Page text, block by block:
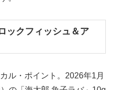
ックフィッシュ＆ア
ル・ポイント。2026年1月